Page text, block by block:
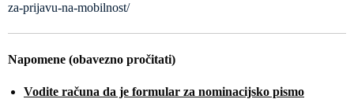
za-prijavu-na-mobilnost/
Napomene (obavezno pročitati)
Vodite računa da je formular za nominacijsko pismo